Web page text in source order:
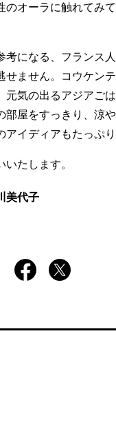
のオーラに触れてみ
考になる、フランス
せません。コウケン
元気の出るアジアご
部屋をすっきり、涼
イディアもたっぷり
たします。
美代子